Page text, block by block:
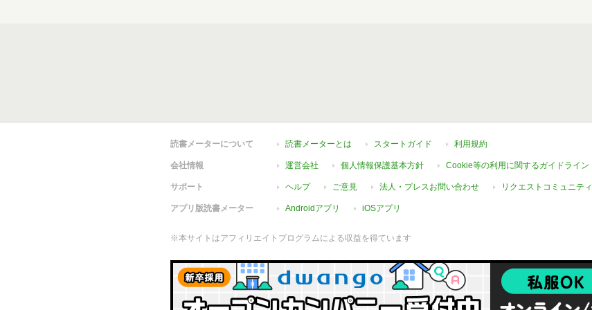
読書メーターについて 読書メーターとは スタートガイド 利用規約
会社情報 運営会社 個人情報保護基本方針 Cookie等の利用に関するガイドライン
サポート ヘルプ ご意見 法人・プレスお問い合わせ リクエストコミュニティ
アプリ版読書メーター Androidアプリ iOSアプリ
※本サイトはアフィリエイトプログラムによる収益を得ています